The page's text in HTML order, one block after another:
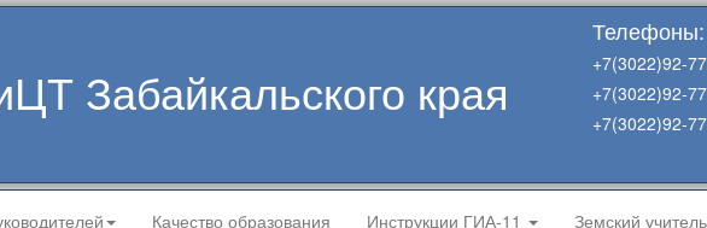
Забайкальского края
Телефоны:
+7(3022)92-
+7(3022)92-
+7(3022)92-
Качество образования Инструкции ГИА-11 Земский